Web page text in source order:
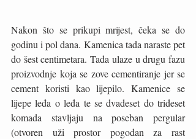
Nakon što se prikupi mrijest, čeka se do
godinu i pol dana. Kamenica tada naraste pet
do šest centimetara. Tada ulaze u drugu fazu
proizvodnje koja se zove cementiranje jer se
cement koristi kao lijepilo. Kamenice se
lijepe leđa o leđa te se dvadeset do trideset
komada stavljaju na poseban pergular
(otvoren uži prostor pogodan za rast